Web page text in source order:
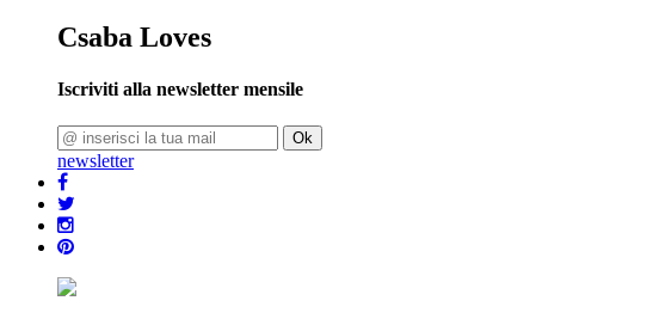
Csaba Loves
Iscriviti alla newsletter mensile
Ok
newsletter